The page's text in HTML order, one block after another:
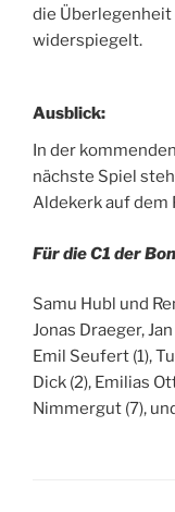
die Überlegenheit
widerspiegelt.
Ausblick:
In der
nächste Spiel
Aldekerk auf dem
Für die C1 der
Samu Hubl und
Jonas Draeger,
Emil Seufert (1),
Dick (2), Emilias
Nimmergut (7),